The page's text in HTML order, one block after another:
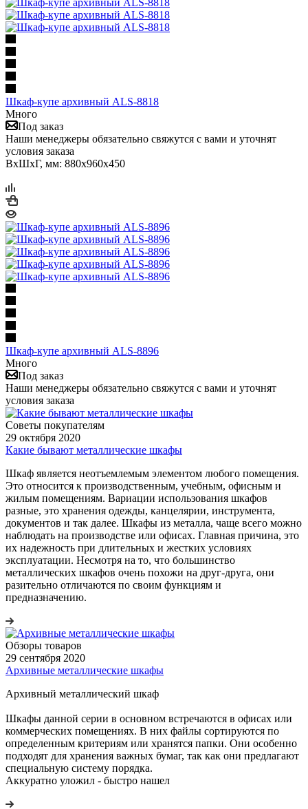
Шкаф-купе архивный ALS-8818
Много
Под заказ
Наши менеджеры обязательно свяжутся с вами и уточнят
условия заказа
ВхШхГ, мм: 880x960x450
Шкаф-купе архивный ALS-8896
Много
Под заказ
Наши менеджеры обязательно свяжутся с вами и уточнят
условия заказа
Советы покупателям
29 октября 2020
Какие бывают металлические шкафы
Шкаф является неотъемлемым элементом любого помещения.
Это относится к производственным, учебным, офисным и
жилым помещениям. Вариации использования шкафов
разные, это хранения одежды, канцелярии, инструмента,
документов и так далее. Шкафы из металла, чаще всего можно
наблюдать на производстве или офисах. Главная причина, это
их надежность при длительных и жестких условиях
эксплуатации. Несмотря на то, что большинство
металлических шкафов очень похожи на друг-друга, они
разительно отличаются по своим функциям и
предназначению.
Обзоры товаров
29 сентября 2020
Архивные металлические шкафы
Архивный металлический шкаф
Шкафы данной серии в основном встречаются в офисах или
коммерческих помещениях. В них файлы сортируются по
определенным критериям или хранятся папки. Они особенно
подходят для хранения важных бумаг, так как они предлагают
специальную систему порядка.
Аккуратно уложил - быстро нашел